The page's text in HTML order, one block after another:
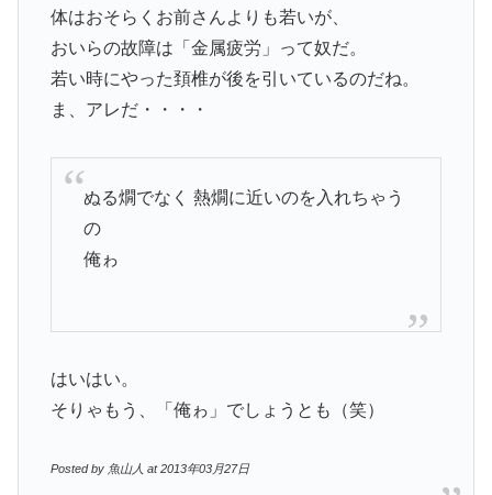
体はおそらくお前さんよりも若いが、
おいらの故障は「金属疲労」って奴だ。
若い時にやった頚椎が後を引いているのだね。
ま、アレだ・・・・
ぬる燗でなく 熱燗に近いのを入れちゃう
の
俺ゎ
はいはい。
そりゃもう、「俺ゎ」でしょうとも（笑）
Posted by 魚山人 at 2013年03月27日